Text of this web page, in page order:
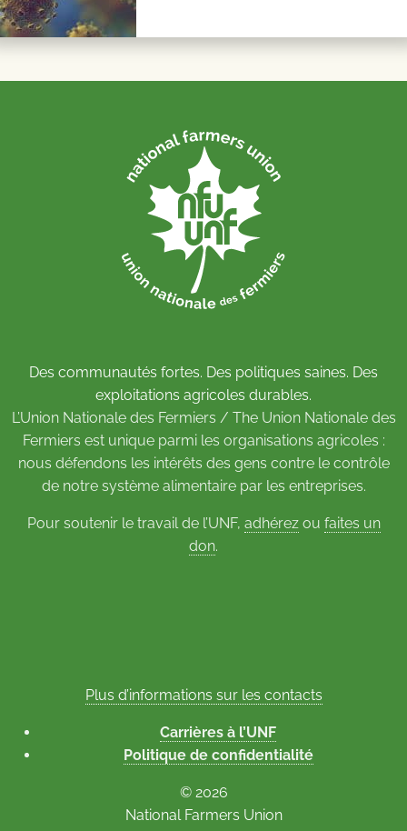
Des communautés fortes. Des politiques saines. Des
exploitations agricoles durables.
L’Union Nationale des Fermiers / The Union Nationale des
Fermiers est unique parmi les organisations agricoles :
nous défendons les intérêts des gens contre le contrôle
de notre système alimentaire par les entreprises.
Pour soutenir le travail de l’UNF, adhérezou faites un
don.
Plus d’informations sur les contacts
Carrières à l’UNF
Politique de confidentialité
© 2026
National Farmers Union